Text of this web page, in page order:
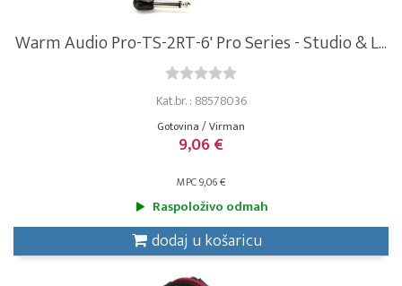
Warm Audio Pro-TS-2RT-6' Pro Series - Studio & L...
Kat.br. : 88578036
Gotovina / Virman
9,06 €
MPC 9,06 €
Raspoloživo odmah
dodaj u košaricu